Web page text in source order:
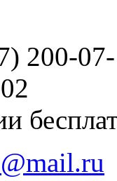
200-